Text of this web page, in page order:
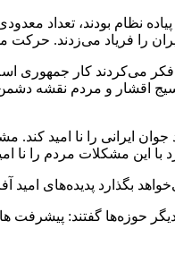
نظام بودند، تعداد
را فریاد می‌زدند. حرکت
می‌کردند کار جمهوری
اقشار و مردم نقشه
ایرانی را نا امید
این مشکلات مردم را نا
بگذارد پدیده‌های
حوزه‌ها گفتند: